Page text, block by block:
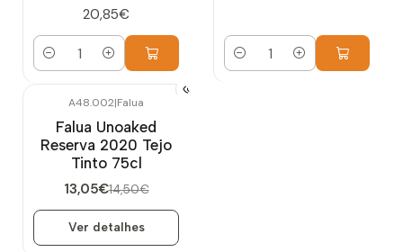
20,85€
Quantidade Quantidade
Esgotado
A48.002|Falua
Falua Unoaked
Reserva 2020 Tejo
Tinto 75cl
13,05€14,50€
Ver detalhes